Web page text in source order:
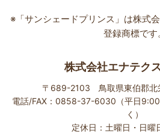
※「サンシェードプリンス」は株式
登録商標です。
株式会社エナテク
〒689-2103 鳥取県東伯郡北
電話/FAX：0858-37-6030（平日
く）
定休日：土曜日・日曜